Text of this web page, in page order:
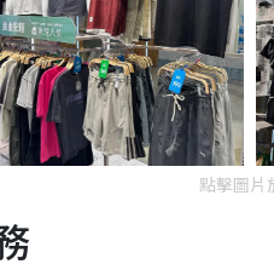
點擊圖片